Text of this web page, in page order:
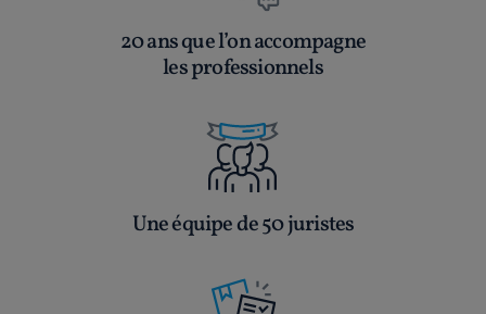
20 ans que l’on accompagne
les professionnels
Une équipe de 50 juristes